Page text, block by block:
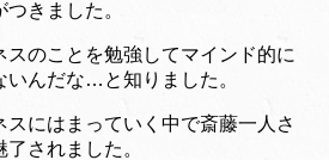
きました。
スのことを勉強してマインド的に
いんだな…と知りました。
スにはまっていく中で斎藤一人さ
されました。